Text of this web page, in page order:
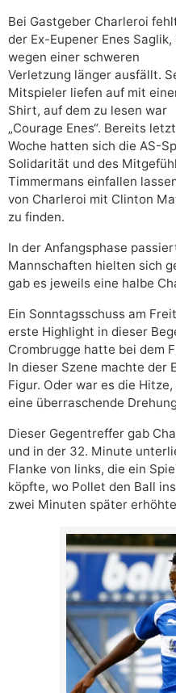
Bei Gastgeber Charleroi
der Ex-Eupener Enes Saglik,
wegen einer schweren
Verletzung länger ausfällt.
Mitspieler liefen auf mit
Shirt, auf dem zu lesen war
„Courage Enes“. Bereits
Woche hatten sich die AS-
Solidarität und des
Timmermans einfallen
von Charleroi mit Clinton
zu finden.
In der Anfangsphase
Mannschaften hielten sich
gab es jeweils eine halbe
Ein Sonntagsschuss am
erste Highlight in dieser
Crombrugge hatte bei dem
In dieser Szene machte der
Figur. Oder war es die
eine überraschende
Dieser Gegentreffer gab
und in der 32. Minute
Flanke von links, die ein
köpfte, wo Pollet den Ball
zwei Minuten später